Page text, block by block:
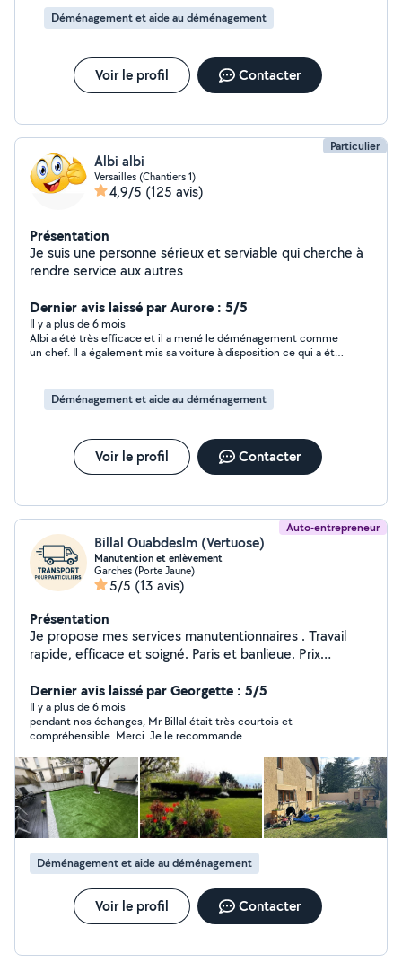
Déménagement et aide au déménagement
Voir le profil Contacter
Particulier
Albi albi
Versailles (Chantiers 1)
4,9/5 (125 avis)
Présentation
Je suis une personne sérieux et serviable qui cherche à
rendre service aux autres
Dernier avis laissé par Aurore : 5/5
Il y a plus de 6 mois
Albi a été très efficace et il a mené le déménagement comme
un chef. Il a également mis sa voiture à disposition ce qui a été
Déménagement et aide au déménagement
Voir le profil Contacter
Auto-entrepreneur
Billal Ouabdeslm (Vertuose)
Manutention et enlèvement
Garches (Porte Jaune)
5/5 (13 avis)
Présentation
Je propose mes services manutentionnaires . Travail
rapide, efficace et soigné. Paris et banlieue. Prix
volume. N'hésitez pas à m'envoyer un message avec les
détails pour un devis rapide !
Dernier avis laissé par Georgette : 5/5
Il y a plus de 6 mois
pendant nos échanges, Mr Billal était très courtois et
compréhensible. Merci. Je le recommande.
Déménagement et aide au déménagement
Voir le profil Contacter